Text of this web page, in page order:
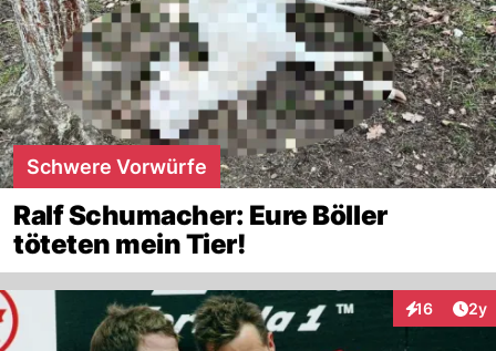
Schwere Vorwürfe
Ralf Schumacher: Eure Böller
töteten mein Tier!
16 2y